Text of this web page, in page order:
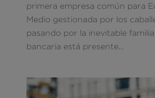
primera empresa común para
Medio gestionada por los
pasando por la inevitable
bancaria está presente...